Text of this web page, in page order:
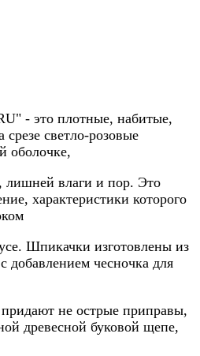
- это плотные, набитые,
светло-розовые
оболочке,
лишней влаги и пор. Это
характеристики которого
Шпикачки изготовлены из
добавлением чесночка для
не острые приправы,
древесной буковой щепе,